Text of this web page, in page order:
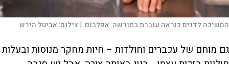
המשיכה לדגים כנראה עוברת בתורשה. אפלבום. | צילום:אביטל הירש
גם מוחם של עכברים וחולדות – חיות מחקר מנוסות ובעלות